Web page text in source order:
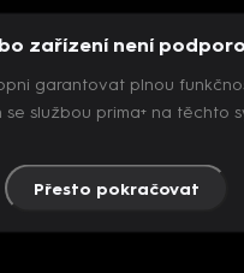
zařízení není
garantovat plnou
službou prima+ na těchto
Přesto pokračovat